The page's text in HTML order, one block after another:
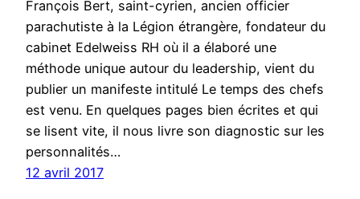
François Bert, saint-cyrien, ancien officier
parachutiste à la Légion étrangère, fondateur du
cabinet Edelweiss RH où il a élaboré une
méthode unique autour du leadership, vient du
publier un manifeste intitulé Le temps des chefs
est venu. En quelques pages bien écrites et qui
se lisent vite, il nous livre son diagnostic sur les
personnalités…
12 avril 2017